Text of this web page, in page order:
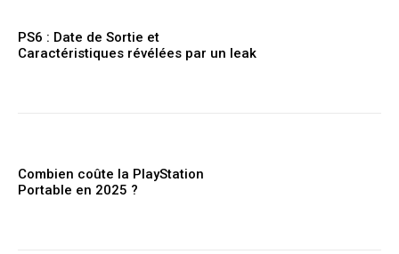
PS6 : Date de Sortie et
Caractéristiques révélées par un leak
Combien coûte la PlayStation
Portable en 2025 ?